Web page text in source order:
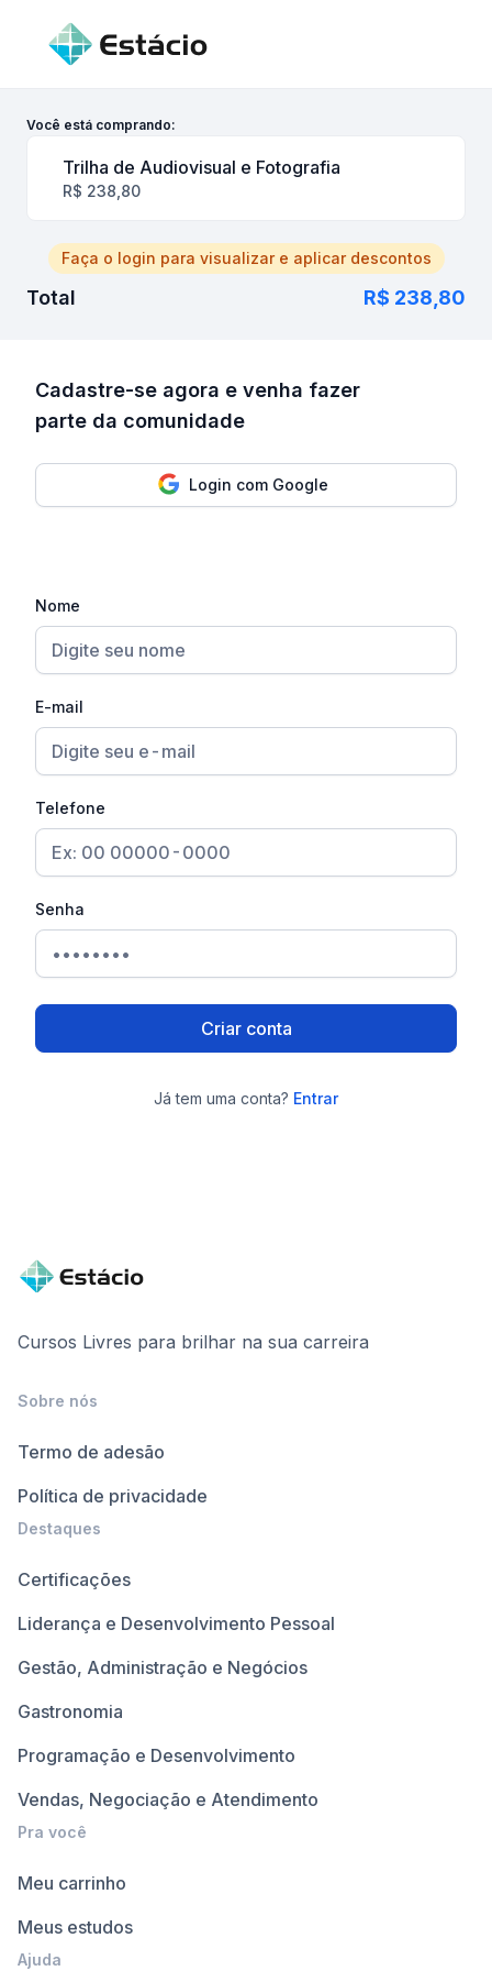
Você está comprando:
Trilha de Audiovisual e Fotografia
R$ 238,80
Faça o login para visualizar e aplicar descontos
Total R$ 238,80
Cadastre-se agora e venha fazer
parte da comunidade
Login com Google
Nome
E-mail
Telefone
Senha
Criar conta
Já tem uma conta? Entrar
Cursos Livres para brilhar na sua carreira
Sobre nós
Termo de adesão
Política de privacidade
Destaques
Certificações
Liderança e Desenvolvimento Pessoal
Gestão, Administração e Negócios
Gastronomia
Programação e Desenvolvimento
Vendas, Negociação e Atendimento
Pra você
Meu carrinho
Meus estudos
Ajuda